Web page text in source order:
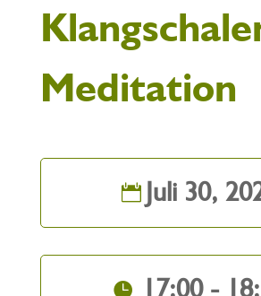
Meditation
Juli 30,
17:00 -